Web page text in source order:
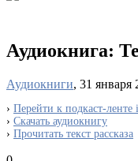
Аудиокнига:
Аудиокниги, 31 января
› Перейти к подкаст-ленте
› Скачать аудиокнигу
› Прочитать текст рассказа